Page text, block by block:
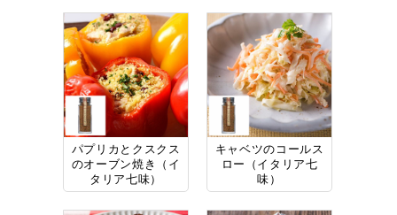
パプリカとクスクス
のオーブン焼き（イ
タリア七味）
キャベツのコールス
ロー（イタリア七
味）